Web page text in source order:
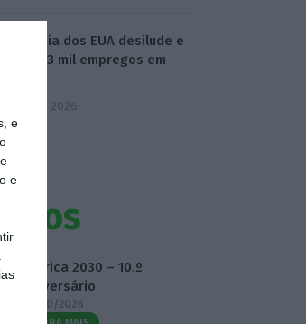
e
e
Economia dos EUA desilude e
perde 23 mil empregos em
7 Agosto 2026
Fábrica 2030 – 10.º
Aniversário
14/10/2026